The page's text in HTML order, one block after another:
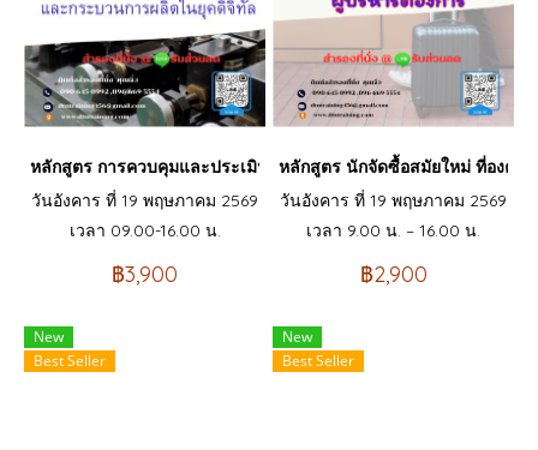
หลักสูตร การควบคุมและประเมินความเสี่ยงเพื่อการยกระดับ การป
วันอังคาร ที่ 19 พฤษภาคม 2569
เวลา 09.00-16.00 น.
฿3,900
หลักสูตร นักจัดซื้อสมัยใหม่ ที่องค์ก
วันอังคาร ที่ 19 พฤษภาคม 2569
เวลา 9.00 น. – 16.00 น.
฿2,900
New
Best Seller
New
Best Seller